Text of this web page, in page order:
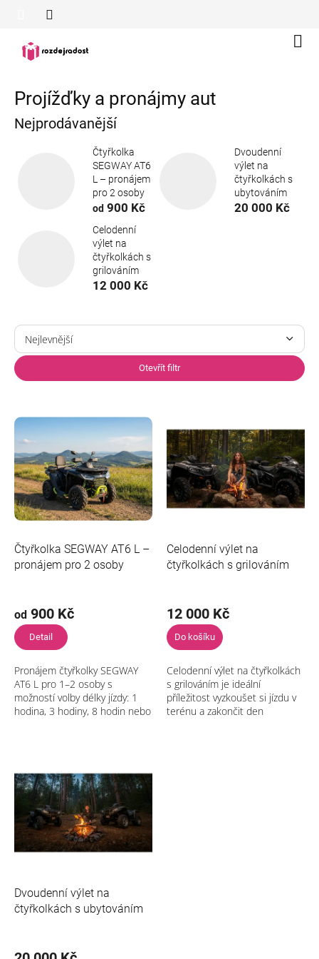
Projížďky a pronájmy aut
Nejprodávanější
Čtyřkolka
SEGWAY AT6
L – pronájem
pro 2 osoby
od 900 Kč
Dvoudenní
výlet na
čtyřkolkách s
ubytováním
20 000 Kč
Celodenní
výlet na
čtyřkolkách s
grilováním
12 000 Kč
Ř
z
e
n
p
r
o
d
u
k
t
ů
Nejlevnější
Abecedně
Otevřít filtr
ý
p
i
s
p
r
o
u
k
t
Čtyřkolka SEGWAY AT6 L –
pronájem pro 2 osoby
od 900 Kč
Detail
Pronájem čtyřkolky SEGWAY
AT6 L pro 1–2 osoby s
možností volby délky jízdy: 1
hodina, 3 hodiny, 8 hodin nebo
Celodenní výlet na
čtyřkolkách s grilováním
12 000 Kč
Do košíku
Celodenní výlet na čtyřkolkách
s grilováním je ideální
příležitost vyzkoušet si jízdu v
terénu a zakončit den
Dvoudenní výlet na
čtyřkolkách s ubytováním